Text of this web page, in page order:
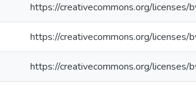
https://creativecommons.org/licenses/
https://creativecommons.org/licenses/
https://creativecommons.org/licenses/